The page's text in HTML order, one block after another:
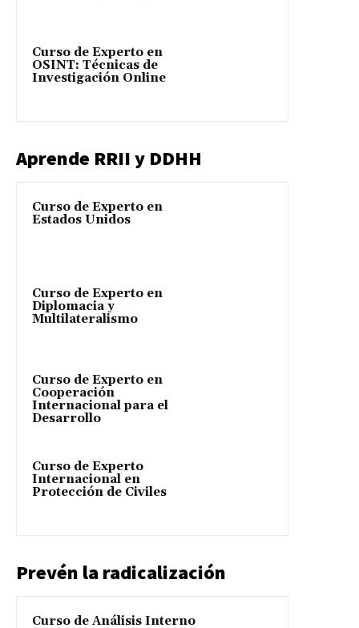
Curso de Experto en
OSINT: Técnicas de
Investigación Online
Aprende RRII y DDHH
Curso de Experto en
Estados Unidos
Curso de Experto en
Diplomacia y
Multilateralismo
Curso de Experto en
Cooperación
Internacional para el
Desarrollo
Curso de Experto
Internacional en
Protección de Civiles
Prevén la radicalización
Curso de Análisis Interno